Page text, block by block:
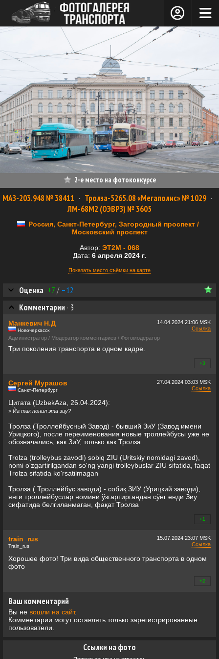
2-е место на фотоконкурсе
МАЗ-203.948 № 38411 · Тролза-5265.08 «Мегаполис» № 1029 ·
ЛМ-68М2 (ОЭВРЗ) № 3605
Россия, Санкт-Петербург, Загородный проспект /
Московский проспект
Автор: ЭТ2М - 068
Дата: 6 апреля 2024 г.
Показать место съёмки на карте
Оценка +7/ –12
Ссылки на фото
Комментарии · 3
14.04.2024 21:06 MSK
Ссылка
Манкевич Н.Д
Новочеркасск
Администратор / Модератор комментариев / Фотомодератор
Три поколения транспорта в одном кадре.
+3
27.04.2024 03:03 MSK
Ссылка
Сергей Мурашов
Санкт-Петербург
Цитата (UzbekAza, 26.04.2024):
> Йа так понил эта зиу?
Тролза (Троллейбусный Завод) - бывший ЗиУ (Завод имени
Урицкого), после переименования новые троллейбусы уже не
обозначались, как ЗиУ, только как Тролза
Trolza (trolleybus zavodi) sobiq ZIU (Uritskiy nomidagi zavod),
nomi o'zgartirilgandan so'ng yangi trolleybuslar ZIU sifatida, faqat
Trolza sifatida ko'rsatilmagan
Тролза ( Троллейбус заводи) - собиқ ЗИУ (Урицкий заводи),
янги троллейбуслар номини ўзгартиргандан сўнг енди Зиу
сифатида белгиланмаган, фақат Тролза
+1
15.07.2024 23:07 MSK
Ссылка
train_rus
Train_rus
Хорошее фото! Три вида общественного транспорта в одном
фото
+2
Ваш комментарий
Вы не вошли на сайт.
Комментарии могут оставлять только зарегистрированные
пользователи.